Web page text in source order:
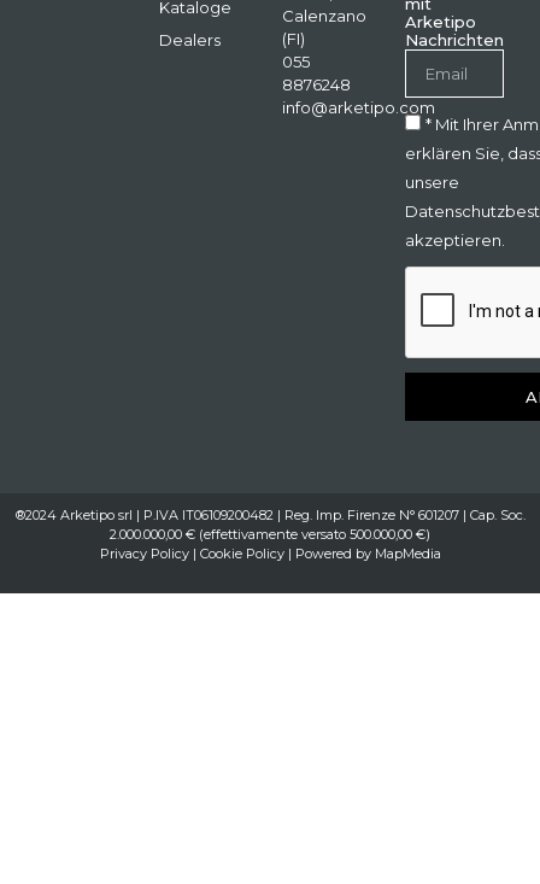
Kataloge
Dealers
Calenzano
(FI)
055
8876248
info@arketipo.com
mit
Arketipo
Nachrichten
* Mit Ihrer
erklären Sie,
unsere
akzeptieren.
®2024 Arketipo srl | P.IVA IT06109200482 | Reg. Imp. Firenze N° 601207 | Cap. Soc.
2.000.000,00 € (effettivamente versato 500.000,00 €)
Privacy Policy| Cookie Policy| Powered by MapMedia